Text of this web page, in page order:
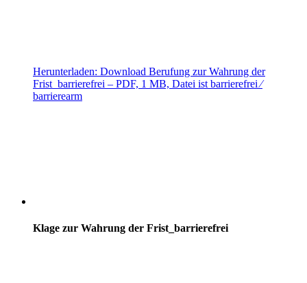
Herunterladen: Download Berufung zur Wahrung der
Frist_barrierefrei – PDF, 1 MB, Datei ist barrierefrei ⁄
barrierearm
Klage zur Wahrung der Frist_barrierefrei